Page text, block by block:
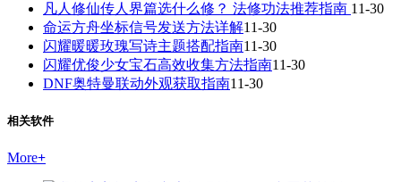
凡人修仙传人界篇选什么修？ 法修功法推荐指南 11-30
命运方舟坐标信号发送方法详解11-30
闪耀暖暖玫瑰写诗主题搭配指南11-30
闪耀优俊少女宝石高效收集方法指南11-30
DNF奥特曼联动外观获取指南11-30
相关软件
More+